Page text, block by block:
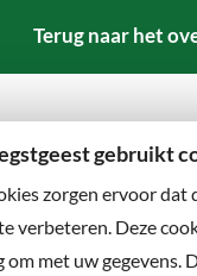
gebruikt
zorgen ervoor dat
verbeteren. Deze
om met uw gegevens.
Terug naar het